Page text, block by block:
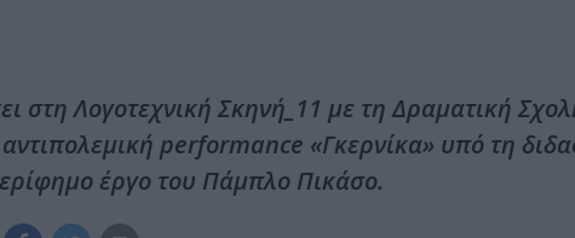
στη Λογοτεχνική Σκηνή_11 με τη Δραματική
performance «Γκερνίκα» υπό τη
έργο του Πάμπλο Πικάσο.